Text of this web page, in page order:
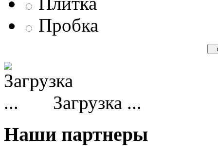
Пробка
Загрузка ...
Наши партнеры